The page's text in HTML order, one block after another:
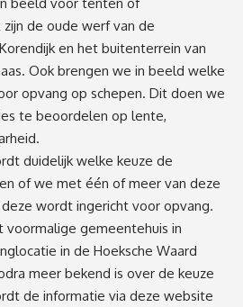
de oude werf van de
en het buitenterrein van
Ook brengen we in beeld welke
opvang op schepen. Dit doen we
te beoordelen op lente,
duidelijk welke keuze de
of we met één of meer van deze
wordt ingericht voor opvang.
gemeentehuis in
in de Hoeksche Waard
meer bekend is over de keuze
de informatie via deze website